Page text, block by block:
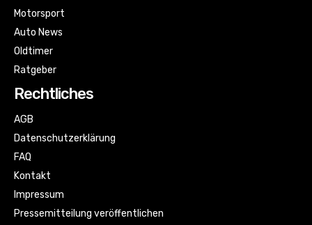
Motorsport
Auto News
Oldtimer
Ratgeber
Rechtliches
AGB
Datenschutzerklärung
FAQ
Kontakt
Impressum
Pressemitteilung veröffentlichen